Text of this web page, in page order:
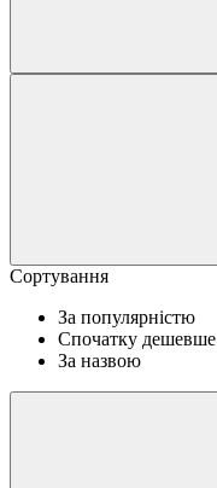
Сортування
За популярністю
Спочатку дешевше
За назвою